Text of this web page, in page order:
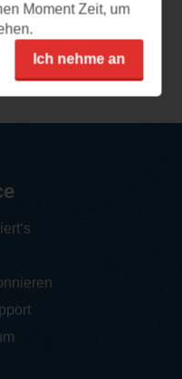
Moment Zeit, um
Ich nehme an